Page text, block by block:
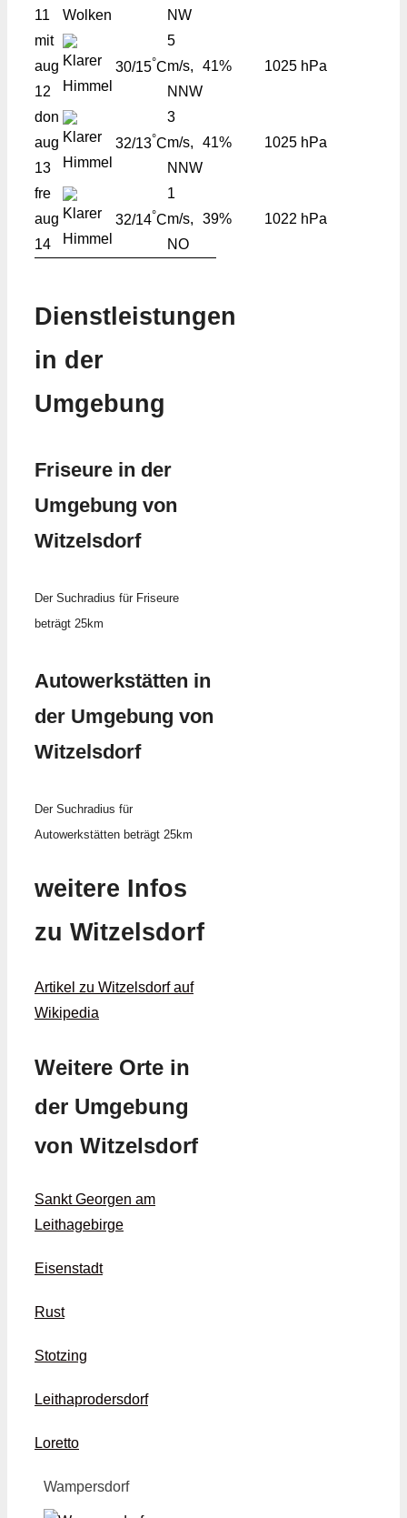
11
NW
mit
aug
12
30/15°C
5
m/s,
NNW
41% 1025 hPa
don
aug
13
32/13°C
3
m/s,
NNW
41% 1025 hPa
fre
aug
14
32/14°C
1
m/s,
NO
39% 1022 hPa
Dienstleistungen
in der
Umgebung
Friseure in der
Umgebung von
Witzelsdorf
Der Suchradius für Friseure
beträgt 25km
Autowerkstätten in
der Umgebung von
Witzelsdorf
Der Suchradius für
Autowerkstätten beträgt 25km
weitere Infos
zu Witzelsdorf
Artikel zu Witzelsdorf auf
Wikipedia
Weitere Orte in
der Umgebung
von Witzelsdorf
Sankt Georgen am
Leithagebirge
Eisenstadt
Rust
Stotzing
Leithaprodersdorf
Loretto
Wampersdorf